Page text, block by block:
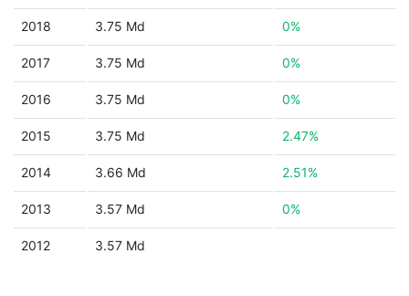
2018 3.75 Md 0%
2017 3.75 Md 0%
2016 3.75 Md 0%
2015 3.75 Md 2.47%
2014 3.66 Md 2.51%
2013 3.57 Md 0%
2012 3.57 Md